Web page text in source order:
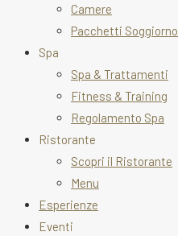
Camere
Pacchetti Soggiorno
Spa
Spa & Trattamenti
Fitness & Training
Regolamento Spa
Ristorante
Scopri il Ristorante
Menu
Esperienze
Eventi